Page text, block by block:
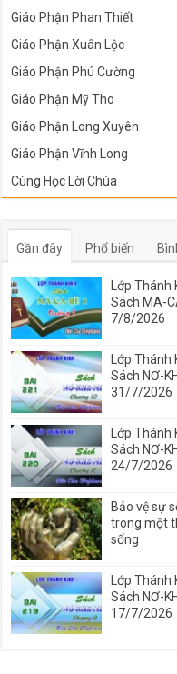
Giáo Phận Phan Thiết
Giáo Phận Xuân Lộc
Giáo Phận Phú Cường
Giáo Phận Mỹ Tho
Giáo Phận Long Xuyên
Giáo Phận Vĩnh Long
Cùng Học Lời Chúa
Gần đây Phổ biến
Lớp Thánh
Sách MA-
7/8/2026
Lớp
Sách NƠ-
31/7/2026
Lớp
Sách NƠ-
24/7/2026
Bảo vệ sự
trong một
sống
Lớp Thánh
Sách NƠ-
17/7/2026